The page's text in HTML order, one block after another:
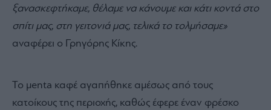
ξανασκεφτήκαμε, θέλαμε να κάνουμε και κάτι κοντά στο
σπίτι μας, στη γειτονιά μας, τελικά το τολμήσαμε»
αναφέρει ο Γρηγόρης Κίκης.
Το μenta καφέ αγαπήθηκε αμέσως από τους
κατοίκους της περιοχής, καθώς έφερε έναν φρέσκο